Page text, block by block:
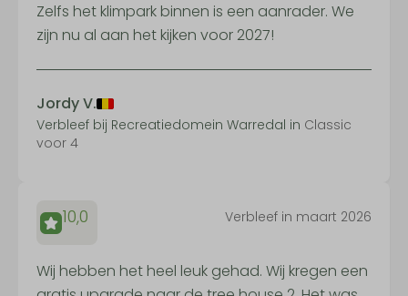
Zelfs het klimpark binnen is een aanrader. We
zijn nu al aan het kijken voor 2027!
Jordy V.
Verbleef bij Recreatiedomein Warredal in Classic
voor 4
10,0 Verbleef in maart 2026
Wij hebben het heel leuk gehad. Wij kregen een